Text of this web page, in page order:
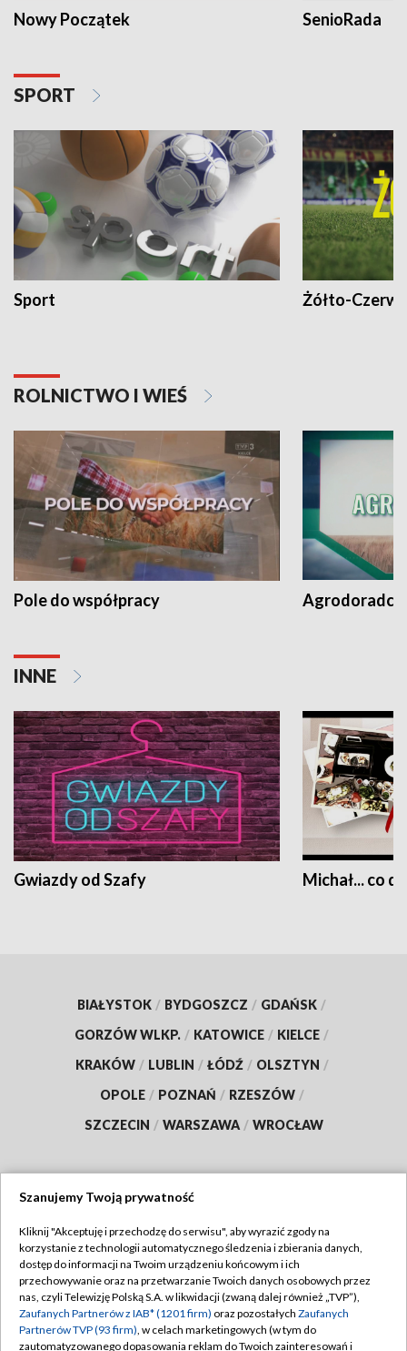
Nowy Początek SenioRada
SPORT
Sport Żółto-
ROLNICTWO I WIEŚ
Pole do współpracy Agrodoradcy
INNE
Gwiazdy od Szafy Michał... co
BIAŁYSTOK / BYDGOSZCZ / GDAŃSK /
GORZÓW WLKP. / KATOWICE / KIELCE /
KRAKÓW / LUBLIN / ŁÓDŹ / OLSZTYN /
OPOLE / POZNAŃ / RZESZÓW /
SZCZECIN / WARSZAWA / WROCŁAW
TVP
Abonament TVP
Emisja w TVP
Centrum informacji TVP
Regulamin TVP
Polityka prywatności
Moje zgody
Szanujemy Twoją prywatność
Kliknij "Akceptuję i przechodzę do serwisu", aby wyrazić zgody na
korzystanie z technologii automatycznego śledzenia i zbierania danych,
dostęp do informacji na Twoim urządzeniu końcowym i ich
przechowywanie oraz na przetwarzanie Twoich danych osobowych przez
nas, czyli Telewizję Polską S.A. w likwidacji (zwaną dalej również „TVP”),
Zaufanych Partnerów z IAB* (1201 firm) oraz pozostałych Zaufanych
Partnerów TVP (93 firm), w celach marketingowych (w tym do
zautomatyzowanego dopasowania reklam do Twoich zainteresowań i